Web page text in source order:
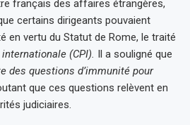
français des affaires étrangères,
certains dirigeants pouvaient
en vertu du Statut de Rome, le traité
(CPI). Il a souligné que
des questions d’immunité pour
que ces questions relèvent en
judiciaires.